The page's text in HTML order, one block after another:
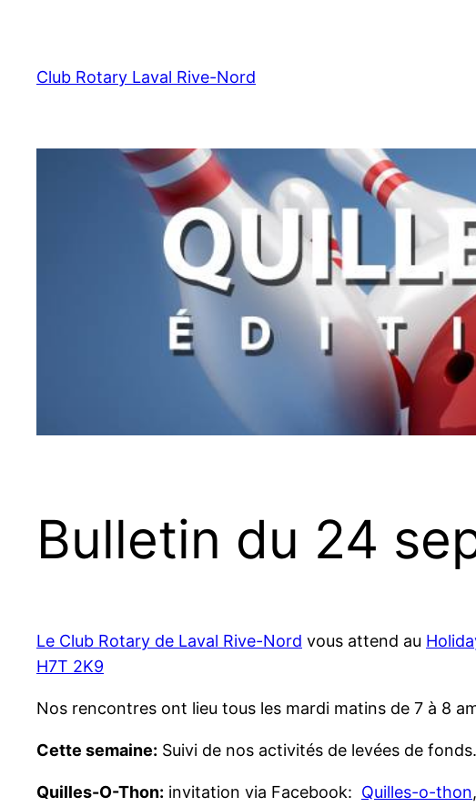
contenu
Club Rotary Laval Rive-Nord
Bulletin du 24
Le Club Rotary de Laval Rive-Nord vous attend au
H7T 2K9
Nos rencontres ont lieu tous les mardi matins de 7 à 8
Cette semaine: Suivi de nos activités de levées de fonds.
Quilles-O-Thon: invitation via Facebook: Quilles-o-thon,